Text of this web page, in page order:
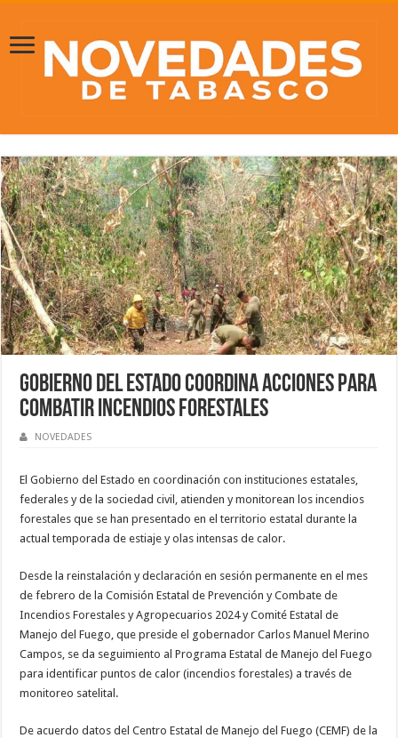
Gobierno del Estado coordina acciones para
combatir incendios forestales
NOVEDADES
El Gobierno del Estado en coordinación con instituciones estatales,
federales y de la sociedad civil, atienden y monitorean los incendios
forestales que se han presentado en el territorio estatal durante la
actual temporada de estiaje y olas intensas de calor.
Desde la reinstalación y declaración en sesión permanente en el mes
de febrero de la Comisión Estatal de Prevención y Combate de
Incendios Forestales y Agropecuarios 2024 y Comité Estatal de
Manejo del Fuego, que preside el gobernador Carlos Manuel Merino
Campos, se da seguimiento al Programa Estatal de Manejo del Fuego
para identificar puntos de calor (incendios forestales) a través de
monitoreo satelital.
De acuerdo datos del Centro Estatal de Manejo del Fuego (CEMF) de la